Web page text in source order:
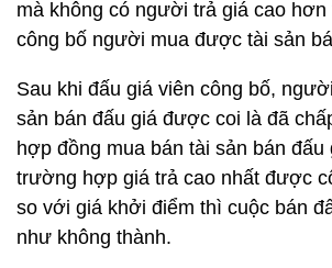
mà không có người trả giá cao hơn
công bố người mua được tài sản
Sau khi đấu giá viên công bố,
sản bán đấu giá được coi là đã
hợp đồng mua bán tài sản bán đấu
trường hợp giá trả cao nhất được
so với giá khởi điểm thì cuộc bán
như không thành.